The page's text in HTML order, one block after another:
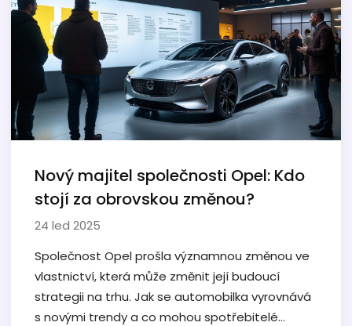
jak se tyto vztahy vyvíjely po válce. Společně
nahlédneme na to, co z toho dnes BMW čerpá
za poučení.
Nový majitel společnosti Opel: Kdo
stojí za obrovskou změnou?
24 led 2025
Společnost Opel prošla významnou změnou ve
vlastnictví, která může změnit její budoucí
strategii na trhu. Jak se automobilka vyrovnává
s novými trendy a co mohou spotřebitelé